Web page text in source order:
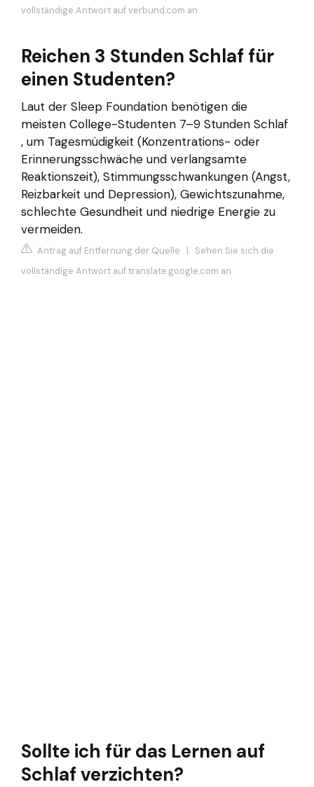
vollständige Antwort auf verbund.com an
Reichen 3 Stunden Schlaf für
einen Studenten?
Laut der Sleep Foundation benötigen die
meisten College-Studenten 7–9 Stunden Schlaf
, um Tagesmüdigkeit (Konzentrations- oder
Erinnerungsschwäche und verlangsamte
Reaktionszeit), Stimmungsschwankungen (Angst,
Reizbarkeit und Depression), Gewichtszunahme,
schlechte Gesundheit und niedrige Energie zu
vermeiden.
Antrag auf Entfernung der Quelle | Sehen Sie sich die
vollständige Antwort auf translate.google.com an
Sollte ich für das Lernen auf
Schlaf verzichten?